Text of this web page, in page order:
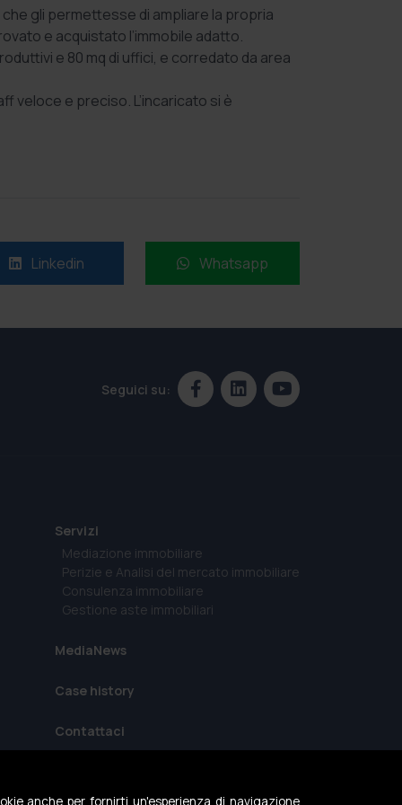
gli permettesse di ampliare la propria
e acquistato l’immobile adatto.
e 80 mq di uffici, e corredato da area
veloce e preciso. L’incaricato si è
Linkedin Whatsapp
Seguici su:
Servizi
Mediazione immobiliare
Perizie e Analisi del mercato immobiliare
Consulenza immobiliare
Gestione aste immobiliari
MediaNews
Case history
Contattaci
anche per fornirti un'esperienza di navigazione